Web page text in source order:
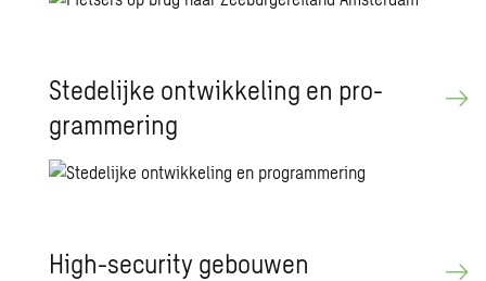
Ste­de­lij­ke ont­wik­ke­ling en pro­
gram­me­ring
High-se­cu­ri­ty ge­bou­wen